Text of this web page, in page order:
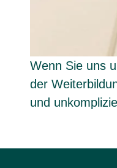
Wenn Sie uns
der
und